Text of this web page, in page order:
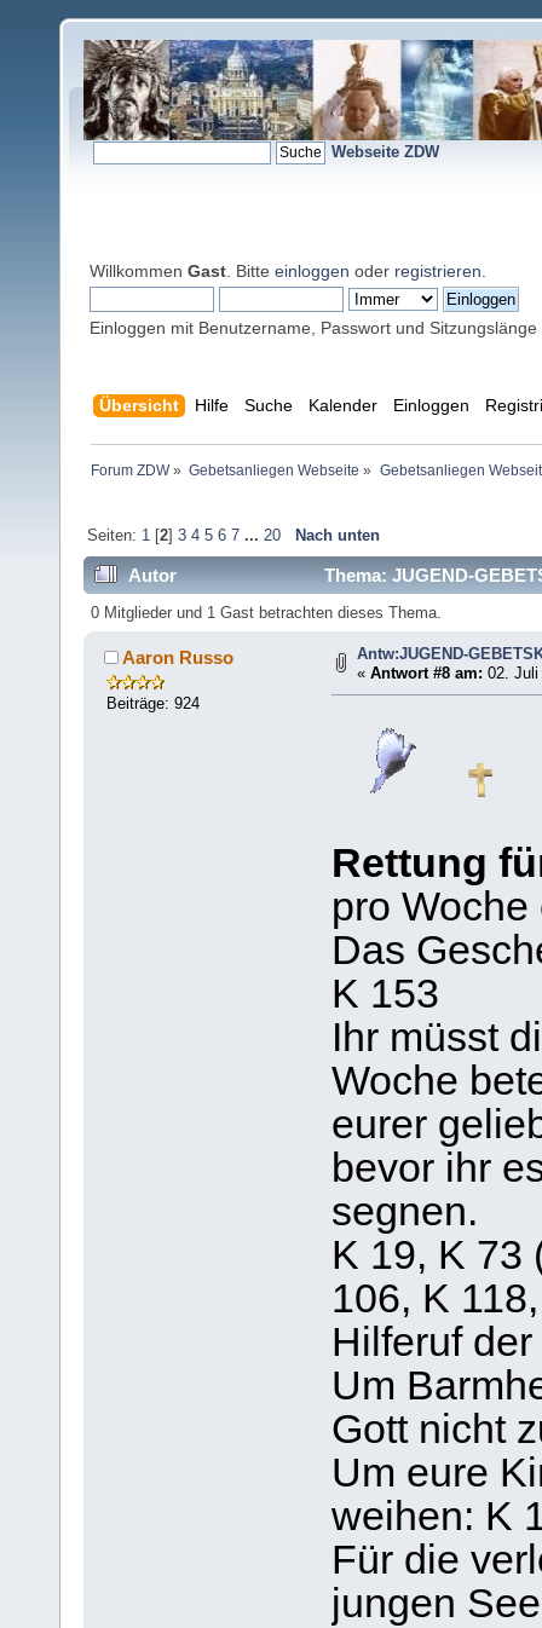
Webseite ZDW
Willkommen Gast . Bitte einloggen oder registrieren
Einloggen mit Benutzername, Passwort und Sitzungslänge
Übersicht Hilfe Suche Kalender Einloggen
Forum ZDW» Gebetsanliegen Webseite » Gebetsanliegen
Seiten: 1[2] 3 4 5 6 7 ... 20 Nach unten
Autor Thema: JUGEND-
0 Mitglieder und 1 Gast betrachten dieses Thema.
Aaron Russo
Beiträge: 924
Antw:JUGEND-
«Antwort #8 am: 02. Juli
Rettung
pro Woche
Das
K 153
Ihr müsst
Woche
eurer
bevor ihr
segnen.
K 19, K 73
106, K
Hilferuf
Um
Gott nicht
Um eure
weihen: K
Für die
jungen